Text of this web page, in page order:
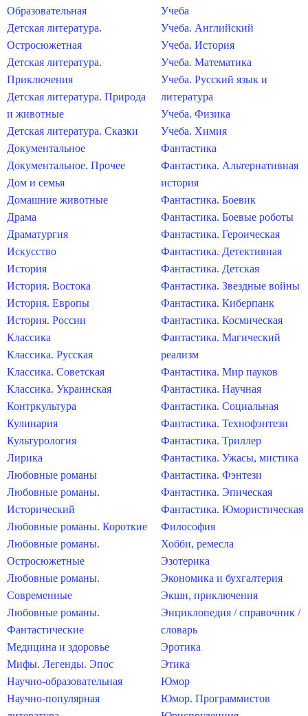
Образовательная
Детская литература.
Остросюжетная
Детская литература.
Приключения
Детская литература. Природа
и животные
Детская литература. Сказки
Документальное
Документальное. Прочее
Дом и семья
Домашние животные
Драма
Драматургия
Искусство
История
История. Востока
История. Европы
История. России
Классика
Классика. Русская
Классика. Советская
Классика. Украинская
Контркультура
Кулинария
Культурология
Лирика
Любовные романы
Любовные романы.
Исторический
Любовные романы. Короткие
Любовные романы.
Остросюжетные
Любовные романы.
Современные
Любовные романы.
Фантастические
Медицина и здоровье
Мифы. Легенды. Эпос
Научно-образовательная
Научно-популярная
Учеба
Учеба. Английский
Учеба. История
Учеба. Математика
Учеба. Русский язык и
литература
Учеба. Физика
Учеба. Химия
Фантастика
Фантастика. Альтернативная
история
Фантастика. Боевик
Фантастика. Боевые роботы
Фантастика. Героическая
Фантастика. Детективная
Фантастика. Детская
Фантастика. Звездные войны
Фантастика. Киберпанк
Фантастика. Космическая
Фантастика. Магический
реализм
Фантастика. Мир пауков
Фантастика. Научная
Фантастика. Социальная
Фантастика. Технофэнтези
Фантастика. Триллер
Фантастика. Ужасы, мистика
Фантастика. Фэнтези
Фантастика. Эпическая
Фантастика. Юмористическая
Философия
Хобби, ремесла
Эзотерика
Экономика и бухгалтерия
Экшн, приключения
Энциклопедия / справочник /
словарь
Эротика
Этика
Юмор
Юмор. Программистов